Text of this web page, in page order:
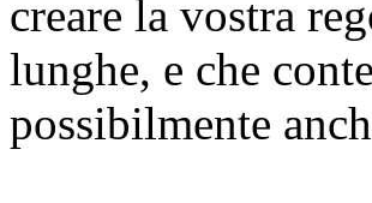
creare la vostra
lunghe, e che
possibilmente